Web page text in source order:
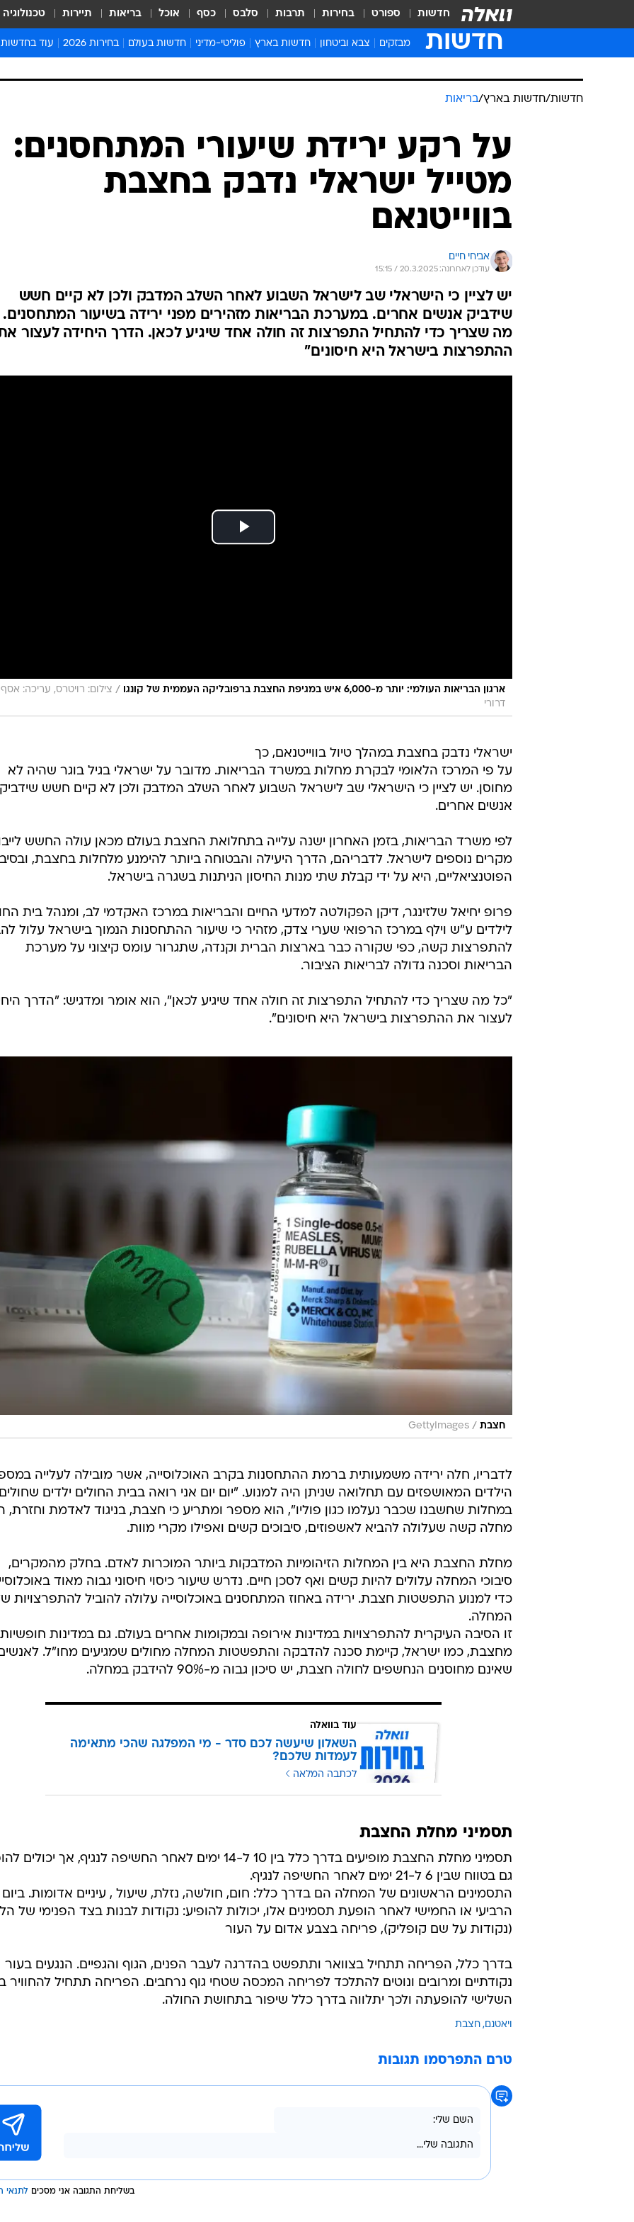
חדשות ספורט בחירות תרבות סלבס כסף אוכל בריאות תיירות טכנולוגיה
חדשות מבזקים צבא וביטחון חדשות בארץ
בריאות
חברה ורווחה
פוליטי-מדיני חדשות בעולם
אפריקה
בחירות 2026 עוד בחדשות
מדע וסביבה
חדשות
חדשות/חדשות בארץ/בריאות
על רקע ירידת שיעורי המתחסנים:
מטייל ישראלי נדבק בחצבת
בווייטנאם
אביחי חיים
עודכן לאחרונה: 20.3.2025 / 15:15
יש לציין כי הישראלי שב לישראל השבוע לאחר השלב המדבק ולכן לא קיים חשש
שידביק אנשים אחרים. במערכת הבריאות מזהירים מפני ירידה בשיעור
מה שצריך כדי להתחיל התפרצות זה חולה אחד שיגיע לכאן. הדרך היחידה לעצור
ההתפרצות בישראל היא חיסונים"
ארגון הבריאות העולמי: יותר מ-6,000 איש במגיפת החצבת ברפובליקה העממית של קונגו / צילום: רויטרס, עריכה: אסף
דרורי
ישראלי נדבק בחצבת במהלך טיול בווייטנאם, כך
על פי המרכז הלאומי לבקרת מחלות במשרד הבריאות. מדובר על ישראלי בגיל בוגר שהיה לא
מחוסן. יש לציין כי הישראלי שב לישראל השבוע לאחר השלב המדבק ולכן לא קיים חשש שידביק
אנשים אחרים.
לפי משרד הבריאות, בזמן האחרון ישנה עלייה בתחלואת החצבת בעולם מכאן עולה החשש
מקרים נוספים לישראל. לדבריהם, הדרך היעילה והבטוחה ביותר להימנע מלחלות בחצבת,
הפוטנציאליים, היא על ידי קבלת שתי מנות החיסון הניתנות בשגרה בישראל.
פרופ יחיאל שלזינגר, דיקן הפקולטה למדעי החיים והבריאות במרכז האקדמי לב, ומנהל בית
לילדים ע"ש וילף במרכז הרפואי שערי צדק, מזהיר כי שיעור ההתחסנות הנמוך בישראל עלול
להתפרצות קשה, כפי שקורה כבר בארצות הברית וקנדה, שתגרור עומס קיצוני על מערכת
הבריאות וסכנה גדולה לבריאות הציבור.
"כל מה שצריך כדי להתחיל התפרצות זה חולה אחד שיגיע לכאן", הוא אומר ומדגיש: "הדרך
לעצור את ההתפרצות בישראל היא חיסונים".
חצבת /
GettyImages
לדבריו, חלה ירידה משמעותית ברמת ההתחסנות בקרב האוכלוסייה, אשר מובילה לעלייה
הילדים המאושפזים עם תחלואה שניתן היה למנוע. "יום יום אני רואה בבית החולים ילדים
במחלות שחשבנו שכבר נעלמו כגון פוליו", הוא מספר ומתריע כי חצבת, בניגוד לאדמת וחזרת,
מחלה קשה שעלולה להביא לאשפוזים, סיבוכים קשים ואפילו מקרי מוות.
מחלת החצבת היא בין המחלות הזיהומיות המדבקות ביותר המוכרות לאדם. בחלק מהמקרים,
סיבוכי המחלה עלולים להיות קשים ואף לסכן חיים. נדרש שיעור כיסוי חיסוני גבוה מאוד
כדי למנוע התפשטות חצבת. ירידה באחוז המתחסנים באוכלוסייה עלולה להוביל להתפרצויות
המחלה.
זו הסיבה העיקרית להתפרצויות במדינות אירופה ובמקומות אחרים בעולם. גם במדינות חופשיות
מחצבת, כמו ישראל, קיימת סכנה להדבקה והתפשטות המחלה מחולים שמגיעים מחו"ל.
שאינם מחוסנים הנחשפים לחולה חצבת, יש סיכון גבוה מ-90% להידבק במחלה.
עוד בוואלה
השאלון שיעשה לכם סדר - מי המפלגה שהכי מתאימה
לעמדות שלכם?
לכתבה המלאה
תסמיני מחלת החצבת
תסמיני מחלת החצבת מופיעים בדרך כלל בין 10 ל-14 ימים לאחר החשיפה לנגיף, אך
גם בטווח שבין 6 ל-21 ימים לאחר החשיפה לנגיף.
התסמינים הראשונים של המחלה הם בדרך כלל: חום, חולשה, נזלת, שיעול , עיניים אדומות. ביום
הרביעי או החמישי לאחר הופעת תסמינים אלו, יכולות להופיע: נקודות לבנות בצד הפנימי של
(נקודות על שם קופליק), פריחה בצבע אדום על העור
בדרך כלל, הפריחה תתחיל בצוואר ותתפשט בהדרגה לעבר הפנים, הגוף והגפיים. הנגעים בעור
נקודתיים ומרובים ונוטים להתלכד לפריחה המכסה שטחי גוף נרחבים. הפריחה תתחיל להחוויר
השלישי להופעתה ולכך יתלווה בדרך כלל שיפור בתחושת החולה.
ויאטנם חצבת
טרם התפרסמו תגובות
בשליחת התגובה אני מסכים לתנאי